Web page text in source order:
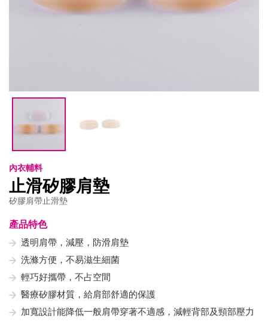
內衣輔料
止滑矽膠肩墊
矽膠肩帶止滑墊
產品特色
透明肩帶，減壓，防滑肩墊
洗滌方便，不易滋生細菌
輕巧好攜帶，不占空間
醫療矽膠材質，給肩部舒適的保護
加寬設計能降低一般肩帶穿著不適感，減輕背部及頸部壓力